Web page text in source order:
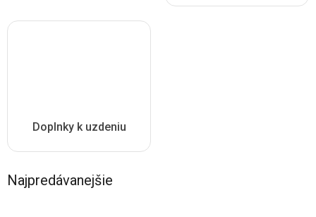
Doplnky k uzdeniu
Najpredávanejšie